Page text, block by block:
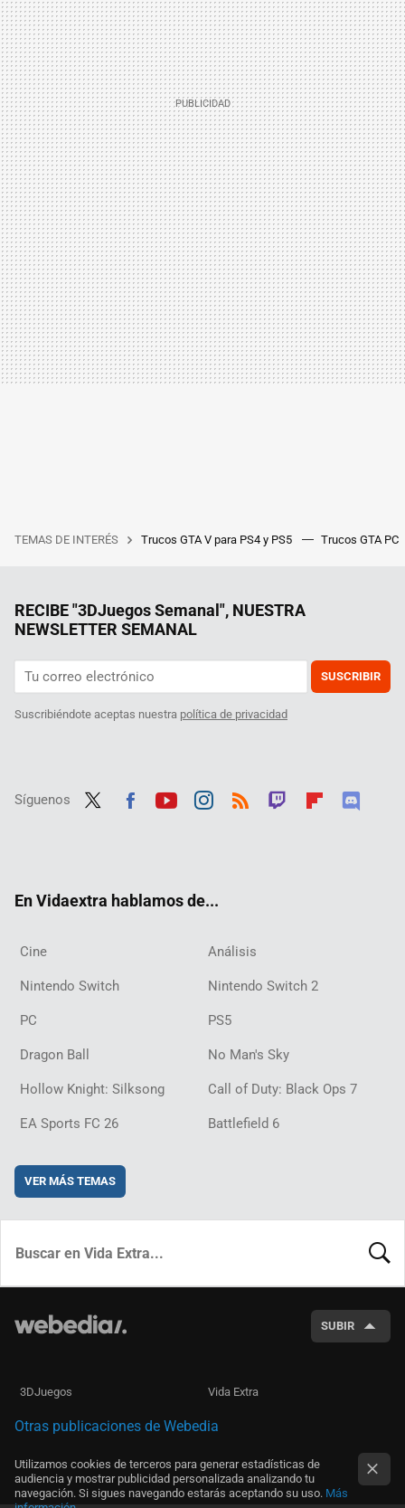
TEMAS DE INTERÉS Trucos GTA V para PS4 y PS5 Trucos GTA PC
RECIBE "3DJuegos Semanal", NUESTRA
NEWSLETTER SEMANAL
SUSCRIBIR
Suscribiéndote aceptas nuestra política de privacidad
Síguenos
En Vidaextra hablamos de...
Cine Análisis
Nintendo Switch Nintendo Switch 2
PC PS5
Dragon Ball No Man's Sky
Hollow Knight: Silksong Call of Duty: Black Ops 7
EA Sports FC 26 Battlefield 6
VER MÁS TEMAS
SUBIR
3DJuegos Vida Extra
Otras publicaciones de Webedia
Utilizamos cookies de terceros para generar estadísticas de
audiencia y mostrar publicidad personalizada analizando tu
navegación. Si sigues navegando estarás aceptando su uso. Más